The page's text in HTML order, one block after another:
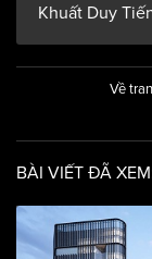
Khuất Duy
Về
BÀI VIẾT ĐÃ